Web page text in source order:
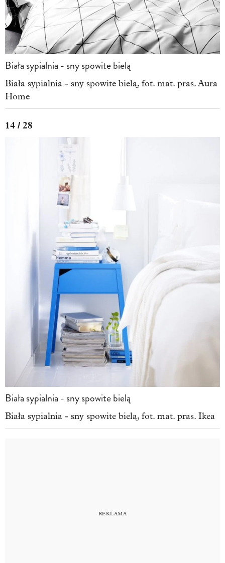
Biała sypialnia - sny spowite bielą
Biała sypialnia - sny spowite bielą, fot. mat. pras. Aura
Home
14 / 28
Biała sypialnia - sny spowite bielą
Biała sypialnia - sny spowite bielą, fot. mat. pras. Ikea